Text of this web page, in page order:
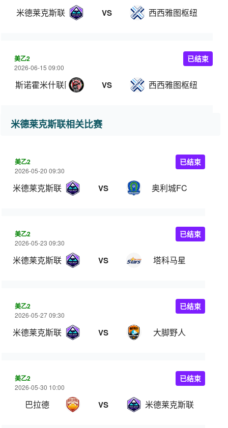
米德莱克斯联 VS 西西雅图枢纽
美乙2
2026-06-15 09:00
斯诺霍米什联队 VS 西西雅图枢纽
已结束
米德莱克斯联相关比赛
美乙2
2026-05-20 09:30
米德莱克斯联 VS 奥利城FC
已结束
美乙2
2026-05-23 09:30
米德莱克斯联 VS 塔科马星
已结束
美乙2
2026-05-27 09:30
米德莱克斯联 VS 大脚野人
已结束
美乙2
2026-05-30 10:00
巴拉德 VS 米德莱克斯联
已结束